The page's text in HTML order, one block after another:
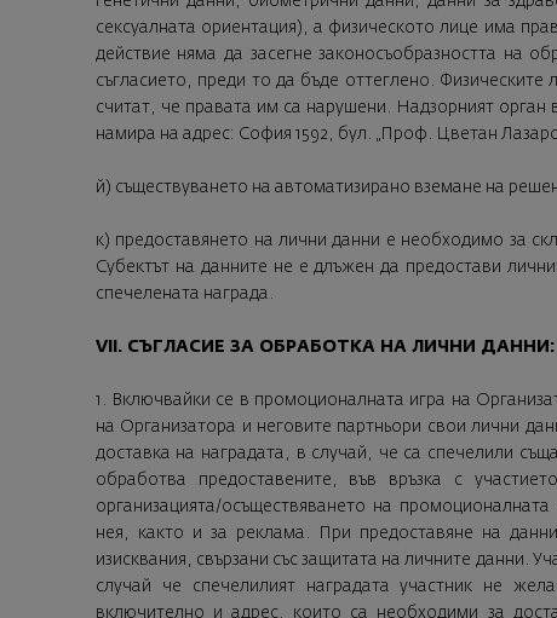
сексуалната ориентация), а физическото лице има
действие няма да засегне законосъобразността на
съгласието, преди то да бъде оттеглено.
считат, че правата им са нарушени. Надзорният
намира на адрес: София 1592, бул. „Проф. Цветан
й) съществуването на автоматизирано вземане на
к) предоставянето на лични данни е необходимо за
Субектът на данните не е длъжен да предостави
спечелената награда.
VII. СЪГЛАСИЕ ЗА ОБРАБОТКА НА ЛИЧНИ ДАННИ:
1. Включвайки се в промоционалната игра на
на Организатора и неговите партньори свои лични
доставка на наградата, в случай, че са спечелили
обработва предоставените, във връзка с
организацията/осъществяването на
нея, както и за реклама. При предоставяне на
изисквания, свързани със защитата на личните данни.
случай че спечелилият наградата участник не
включително и адрес, които са необходими за